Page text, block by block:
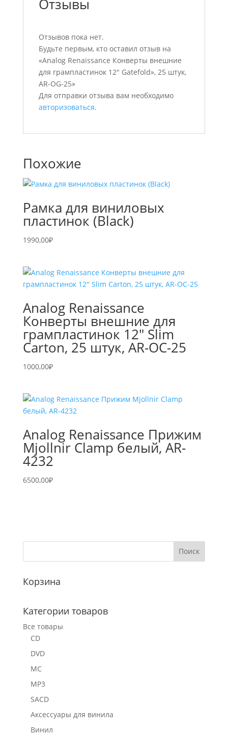
Отзывы
Отзывов пока нет.
Будьте первым, кто оставил отзыв на
«Analog Renaissance Конверты внешние
для грампластинок 12″ Gatefold», 25 штук,
AR-OG-25»
Для отправки отзыва вам необходимо
авторизоваться.
Похожие
Рамка для виниловых
пластинок (Black)
1990,00₽
Analog Renaissance
Конверты внешние для
грампластинок 12″ Slim
Carton, 25 штук, AR-OC-25
1000,00₽
Analog Renaissance Прижим
Mjollnir Clamp белый, AR-
4232
6500,00₽
Корзина
Категории товаров
Все товары
CD
DVD
MC
MP3
SACD
Аксессуары для винила
Винил